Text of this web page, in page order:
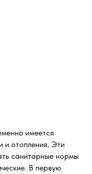
имеется
и отопления. Эти
санитарные нормы
В первую